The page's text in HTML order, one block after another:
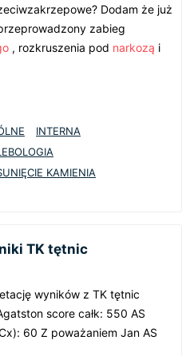
Dodam że już
zabieg
, rozkruszenia pod narkozą i
INTERNA
KAMIENIA
TK tętnic
wyników z TK tętnic
score całk: 550 AS
60 Z poważaniem Jan AS